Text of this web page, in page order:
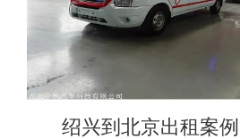
绍兴到北京出租案例